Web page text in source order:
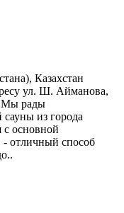
Казахстан
ул. Ш. Айманова,
Мы рады
сауны из города
с основной
- отличный способ